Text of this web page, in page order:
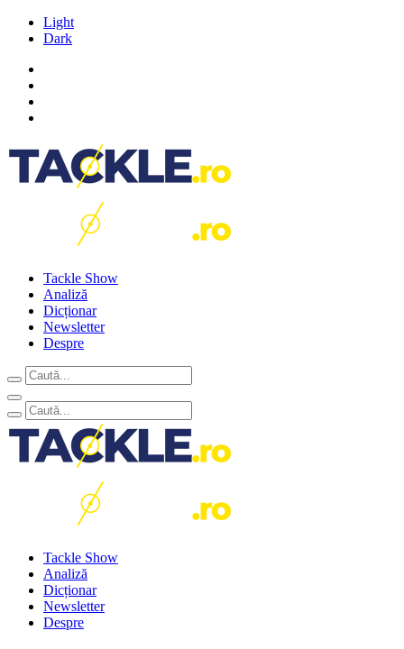
Light
Dark
Tackle Show
Analiză
Dicționar
Newsletter
Despre
Tackle Show
Analiză
Dicționar
Newsletter
Despre